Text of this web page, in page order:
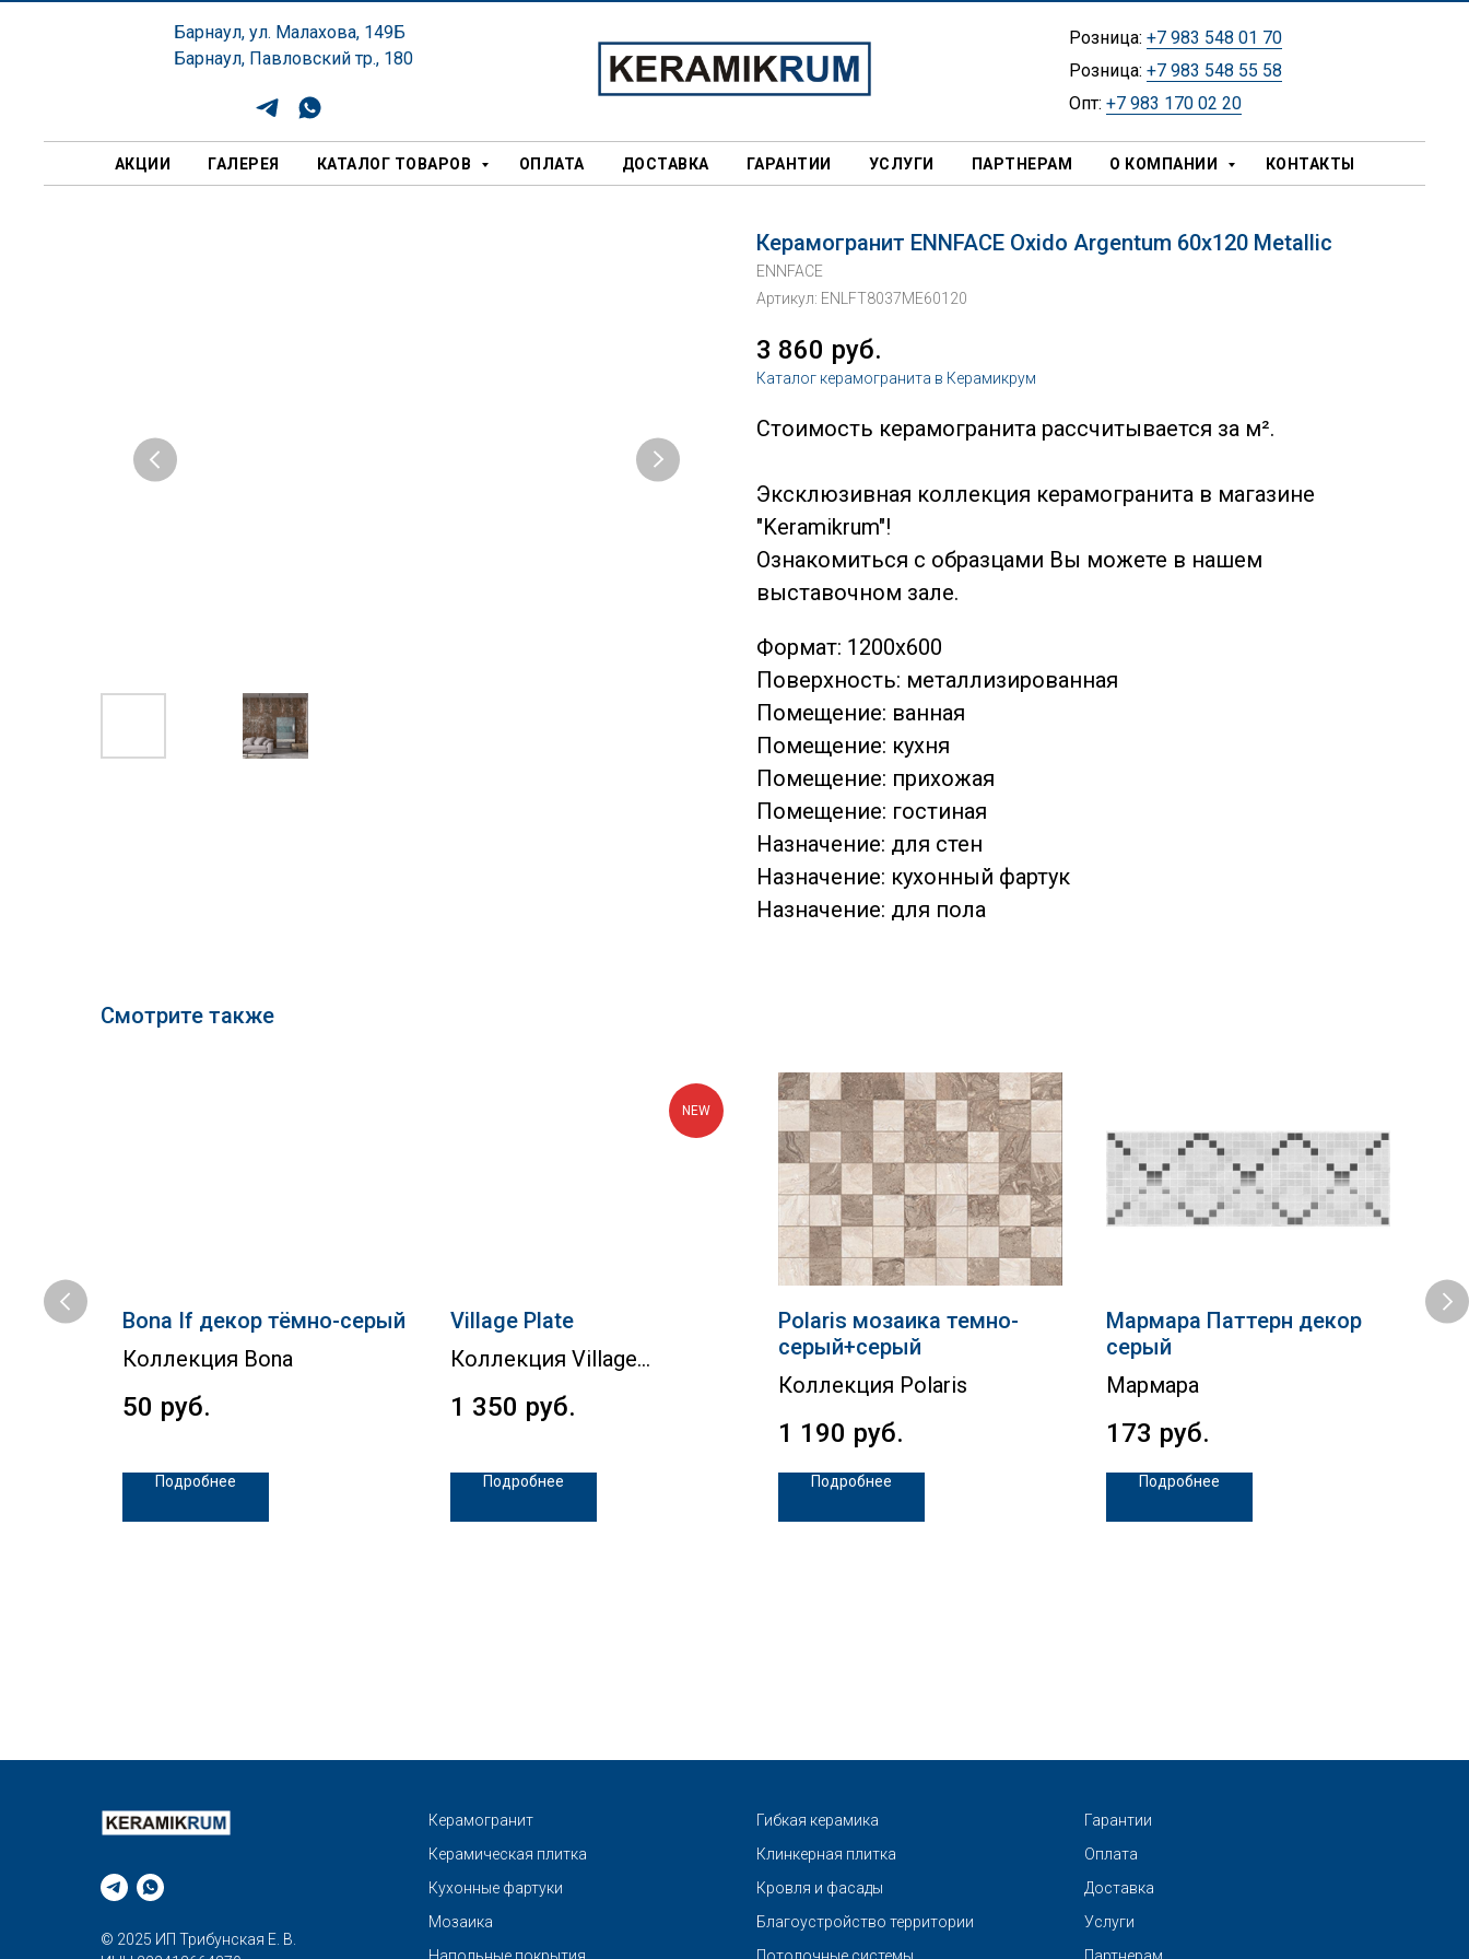
Барнаул, ул. Малахова, 149Б
Барнаул, Павловский тр., 180
Розница: +7 983 548 01 70
Розница: +7 983 548 55 58
Опт: +7 983 170 02 20
АКЦИИ ГАЛЕРЕЯ КАТАЛОГ ТОВАРОВ ОПЛАТА ДОСТАВКА ГАРАНТИИ УСЛУГИ ПАРТНЕРАМ О КОМПАНИИ КОНТАКТЫ
Керамогранит ENNFACE Oxido Argentum 60х120 Metallic
ENNFACE
Артикул: ENLFT8037ME60120
3 860 руб.
Каталог керамогранита в Керамикрум
Стоимость керамогранита рассчитывается за м².
Эксклюзивная коллекция керамогранита в магазине
"Keramikrum"!
Ознакомиться с образцами Вы можете в нашем
выставочном зале.
Формат: 1200x600
Поверхность: металлизированная
Помещение: ванная
Помещение: кухня
Помещение: прихожая
Помещение: гостиная
Назначение: для стен
Назначение: кухонный фартук
Назначение: для пола
Смотрите также
Bona If декор тёмно-серый
Коллекция Bona
50 руб.
Подробнее
NEW
Village Plate
Коллекция Village
1 350 руб.
Подробнее
Polaris мозаика темно-
серый+серый
Коллекция Polaris
1 190 руб.
Подробнее
Мармара Паттерн декор
серый
Мармара
173 руб.
Подробнее
© 2025 ИП Трибунская Е. В.
Керамогранит
Керамическая плитка
Кухонные фартуки
Мозаика
Гибкая керамика
Клинкерная плитка
Кровля и фасады
Благоустройство территории
Гарантии
Оплата
Доставка
Услуги